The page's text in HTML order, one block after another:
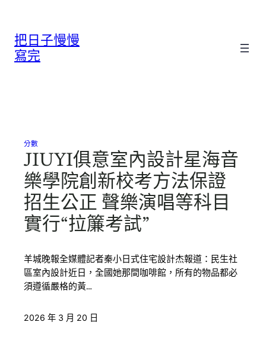
把日子慢慢
寫完
分數
JIUYI俱意室內設計星海音
樂學院創新校考方法保證
招生公正 聲樂演唱等科目
實行“拉簾考試”
羊城晚報全媒體記者秦小日式住宅設計杰報道：民生社
區室內設計近日，全國她那間咖啡館，所有的物品都必
須遵循嚴格的黃…
2026 年 3 月 20 日